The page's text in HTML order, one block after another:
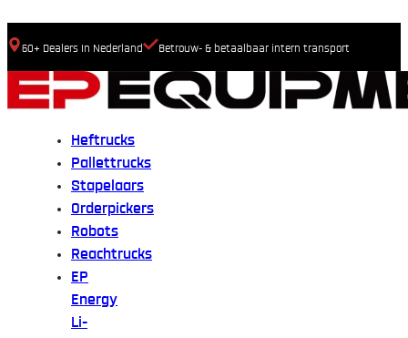
60+ Dealers In Nederland Betrouw- & betaalbaar intern transport
Heftrucks
Pallettrucks
Stapelaars
Orderpickers
Robots
Reachtrucks
EP
Energy
Li-